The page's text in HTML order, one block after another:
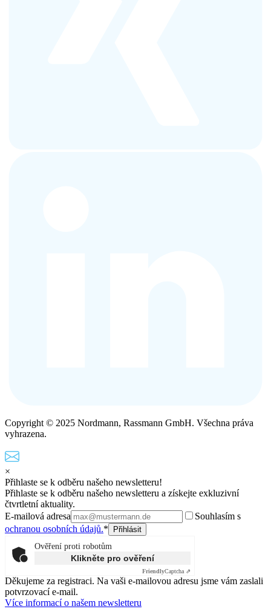
Copyright © 2025 Nordmann, Rassmann GmbH. Všechna práva
vyhrazena.
×
Přihlaste se k odběru našeho newsletteru!
Přihlaste se k odběru našeho newsletteru a získejte exkluzivní
čtvrtletní aktuality.
E-mailová adresa
Souhlasím s
ochranou osobních údajů.*
Ověření proti robotům
Klikněte pro ověření
FriendlyCaptcha ⇗
Děkujeme za registraci. Na vaši e-mailovou adresu jsme vám zaslali
potvrzovací e-mail.
Více informací o našem newsletteru